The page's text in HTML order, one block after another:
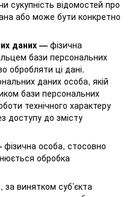
сукупність відомостей про
або може бути конкретно
даних — фізична
бази персональних
обробляти ці дані.
даних особа, якій
бази персональних
технічного характеру
доступу до змісту
фізична особа, стосовно
обробка
винятком суб’єкта